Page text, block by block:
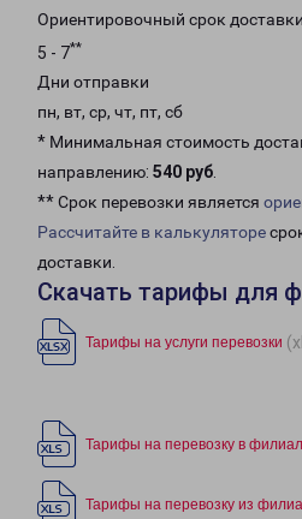
Ориентировочный срок доставки
5 - 7**
Дни отправки
пн, вт, ср, чт, пт, сб
* Минимальная стоимость
направлению: 540 руб.
** Срок перевозки является
Рассчитайте в калькуляторе
доставки.
Скачать тарифы для
Тарифы на услуги перевозки
Тарифы на перевозку в филиал
Тарифы на перевозку из